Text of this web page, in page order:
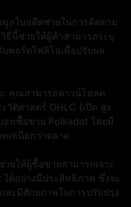
ลในอดีตช่วยในการติดตาม
ธีนี้ช่วยให้ผู้ค้าสามารถระบุ
พอร์ตโฟลิโอเพื่อปรับผล
: คุณสามารถดาวน์โหลด
ติศาสตร์ OHLC (เปิด สูง
อทซื้อขาย Polkadot โดยมี
เหนือกว่าตลาด
ยให้ผู้ซื้อขายสามารถเจาะ
ด้อย่างมีประสิทธิภาพ ซึ่งจะ
ละมีศักยภาพในการปรับปรุง